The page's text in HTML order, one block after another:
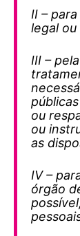
II –
legal
III –
ou
ou
as
IV –
órgão